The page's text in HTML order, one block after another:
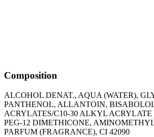
Composition
ALCOHOL DENAT., AQUA (WATER),
PANTHENOL, ALLANTOIN,
ACRYLATES/C10-30 ALKYL ACRYLATE
PEG-12 DIMETHICONE,
PARFUM (FRAGRANCE), CI 42090